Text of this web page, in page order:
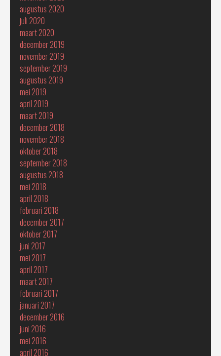
augustus 2020
juli 2020
maart 2020
december 2019
november 2019
september 2019
augustus 2019
mei 2019
april 2019
maart 2019
december 2018
november 2018
oktober 2018
september 2018
augustus 2018
mei 2018
april 2018
februari 2018
december 2017
oktober 2017
juni 2017
mei 2017
april 2017
maart 2017
februari 2017
januari 2017
december 2016
juni 2016
mei 2016
april 2016